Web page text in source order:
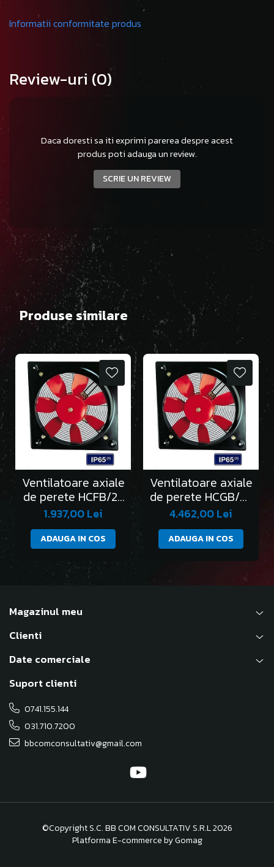
Informatii conformitate produs
Review-uri (0)
Daca doresti sa iti exprimi parerea despre acest
produs poti adauga un review.
SCRIE UN REVIEW
Produse similare
Ventilatoare axiale
de perete HCFB/2-
250/H
1.937,00 Lei
ADAUGA IN COS
Ventilatoare axiale
de perete HCGB/2-
315/L
4.462,00 Lei
ADAUGA IN COS
Magazinul meu
Clienti
Date comerciale
Suport clienti
0741.155.144
031.710.7200
bbcomconsultativ@gmail.com
©Copyright S.C. BB COM CONSULTATIV S.R.L 2026
Platforma E-commerce by Gomag